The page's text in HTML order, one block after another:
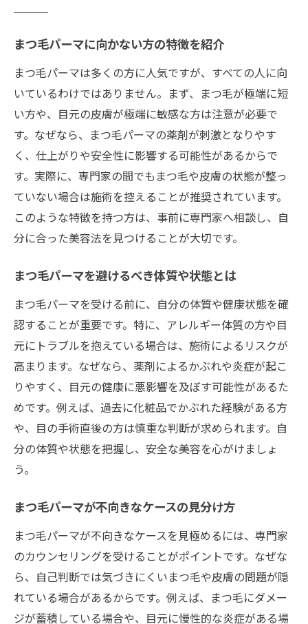
まつ毛パーマに向かない方の特徴を紹介
まつ毛パーマは多くの方に人気ですが、すべての人に向
いているわけではありません。まず、まつ毛が極端に短
い方や、目元の皮膚が極端に敏感な方は注意が必要で
す。なぜなら、まつ毛パーマの薬剤が刺激となりやす
く、仕上がりや安全性に影響する可能性があるからで
す。実際に、専門家の間でもまつ毛や皮膚の状態が整っ
ていない場合は施術を控えることが推奨されています。
このような特徴を持つ方は、事前に専門家へ相談し、自
分に合った美容法を見つけることが大切です。
まつ毛パーマを避けるべき体質や状態とは
まつ毛パーマを受ける前に、自分の体質や健康状態を確
認することが重要です。特に、アレルギー体質の方や目
元にトラブルを抱えている場合は、施術によるリスクが
高まります。なぜなら、薬剤によるかぶれや炎症が起こ
りやすく、目元の健康に悪影響を及ぼす可能性があるた
めです。例えば、過去に化粧品でかぶれた経験がある方
や、目の手術直後の方は慎重な判断が求められます。自
分の体質や状態を把握し、安全な美容を心がけましょ
う。
まつ毛パーマが不向きなケースの見分け方
まつ毛パーマが不向きなケースを見極めるには、専門家
のカウンセリングを受けることがポイントです。なぜな
ら、自己判断では気づきにくいまつ毛や皮膚の問題が隠
れている場合があるからです。例えば、まつ毛にダメー
ジが蓄積している場合や、目元に慢性的な炎症がある場